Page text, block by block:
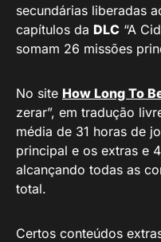
secundárias liberadas
capítulos da DLC “A
somam 26 missões
No site How Long To
zerar”, em tradução
média de 31 horas de
principal e os extras e
alcançando todas as
total.
Certos conteúdos